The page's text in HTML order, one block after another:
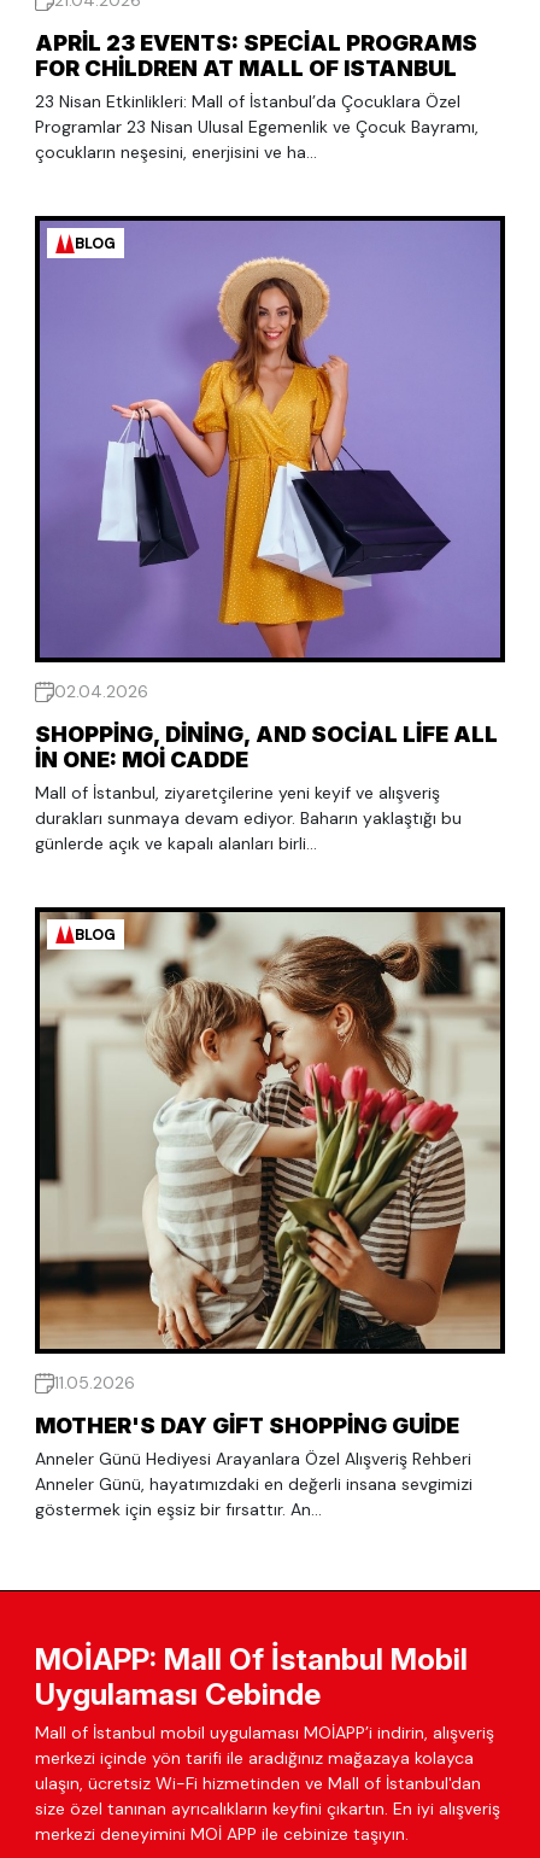
APRIL 23 EVENTS: SPECIAL PROGRAMS
FOR CHILDREN AT MALL OF ISTANBUL
23 Nisan Etkinlikleri: Mall of İstanbul’da Çocuklara Özel
Programlar 23 Nisan Ulusal Egemenlik ve Çocuk Bayramı,
çocukların neşesini, enerjisini ve ha...
BLOG
02.04.2026
SHOPPING, DINING, AND SOCIAL LIFE ALL
IN ONE: MOİ CADDE
Mall of İstanbul, ziyaretçilerine yeni keyif ve alışveriş
durakları sunmaya devam ediyor. Baharın yaklaştığı bu
günlerde açık ve kapalı alanları birli...
BLOG
11.05.2026
MOTHER'S DAY GIFT SHOPPING GUIDE
Anneler Günü Hediyesi Arayanlara Özel Alışveriş Rehberi
Anneler Günü, hayatımızdaki en değerli insana sevgimizi
göstermek için eşsiz bir fırsattır. An...
MOİAPP: Mall Of İstanbul Mobil
Uygulaması Cebinde
Mall of İstanbul mobil uygulaması MOİAPP’i indirin, alışveriş
merkezi içinde yön tarifi ile aradığınız mağazaya kolayca
ulaşın, ücretsiz Wi-Fi hizmetinden ve Mall of İstanbul'dan
size özel tanınan ayrıcalıkların keyfini çıkartın. En iyi alışveriş
merkezi deneyimini MOİ APP ile cebinize taşıyın.